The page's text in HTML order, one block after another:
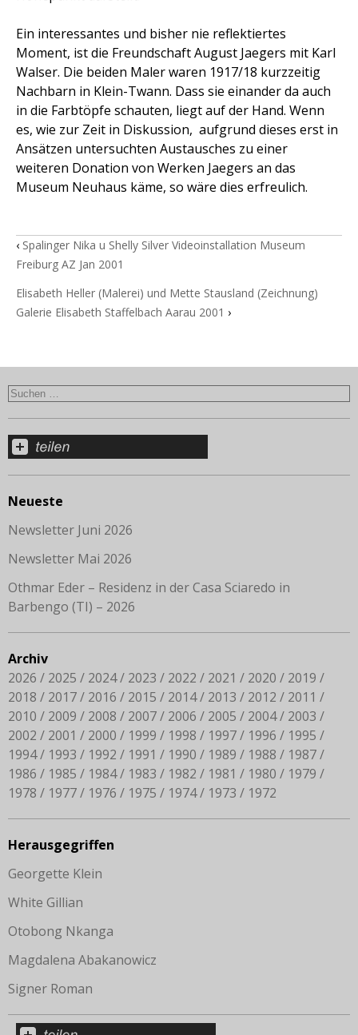
Ein interessantes und bisher nie reflektiertes
Moment, ist die Freundschaft August Jaegers mit Karl
Walser. Die beiden Maler waren 1917/18 kurzzeitig
Nachbarn in Klein-Twann. Dass sie einander da auch
in die Farbtöpfe schauten, liegt auf der Hand. Wenn
es, wie zur Zeit in Diskussion, aufgrund dieses erst in
Ansätzen untersuchten Austausches zu einer
weiteren Donation von Werken Jaegers an das
Museum Neuhaus käme, so wäre dies erfreulich.
‹ Spalinger Nika u Shelly Silver Videoinstallation Museum
Freiburg AZ Jan 2001
Elisabeth Heller (Malerei) und Mette Stausland (Zeichnung)
Galerie Elisabeth Staffelbach Aarau 2001 ›
Neueste
Newsletter Juni 2026
Newsletter Mai 2026
Othmar Eder – Residenz in der Casa Sciaredo in
Barbengo (TI) – 2026
Archiv
2026
2025 2024 2023 2022 2021 2020
2019
2018
2017 2016 2015 2014 2013 2012
2011
2010
2009 2008 2007 2006 2005 2004
2003
2002
2001 2000 1999 1998 1997 1996
1995
1994
1993 1992 1991 1990 1989 1988
1987
1986
1985 1984 1983 1982 1981 1980
1979
1978
1977 1976 1975 1974 1973 1972
Herausgegriffen
Georgette Klein
White Gillian
Otobong Nkanga
Magdalena Abakanowicz
Signer Roman